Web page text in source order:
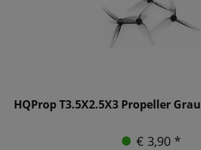
HQProp T3.5X2.5X3 Propeller Grau
€ 3,90 *